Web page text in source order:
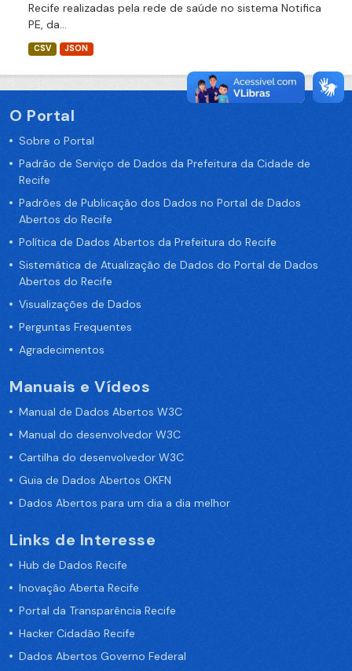
Recife realizadas pela rede de saúde no sistema Notifica
PE, da...
CSV JSON
O Portal
Sobre o Portal
Padrão de Serviço de Dados da Prefeitura da Cidade de
Recife
Padrões de Publicação dos Dados no Portal de Dados
Abertos do Recife
Política de Dados Abertos da Prefeitura do Recife
Sistemática de Atualização de Dados do Portal de Dados
Abertos do Recife
Visualizações de Dados
Perguntas Frequentes
Agradecimentos
Manuais e Vídeos
Manual de Dados Abertos W3C
Manual do desenvolvedor W3C
Cartilha do desenvolvedor W3C
Guia de Dados Abertos OKFN
Dados Abertos para um dia a dia melhor
Links de Interesse
Hub de Dados Recife
Inovação Aberta Recife
Portal da Transparência Recife
Hacker Cidadão Recife
Dados Abertos Governo Federal